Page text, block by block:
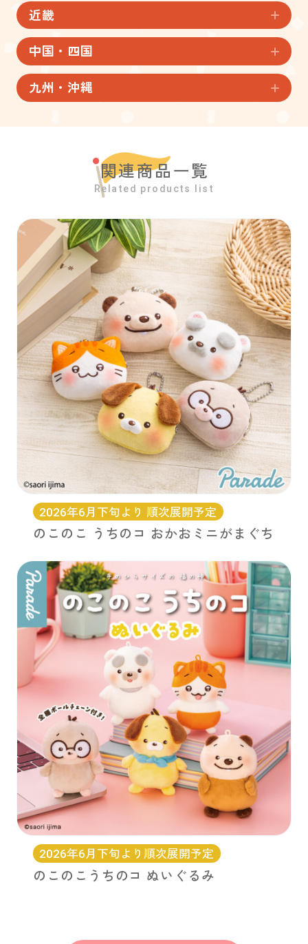
近畿
中国・四国
九州・沖縄
関連商品一覧
Related products list
2026年6月下旬より 順次展開予定
のこのこ うちのコ おかおミニがまぐち
2026年6月下旬より順次展開予定
のこのこうちのコ ぬいぐるみ